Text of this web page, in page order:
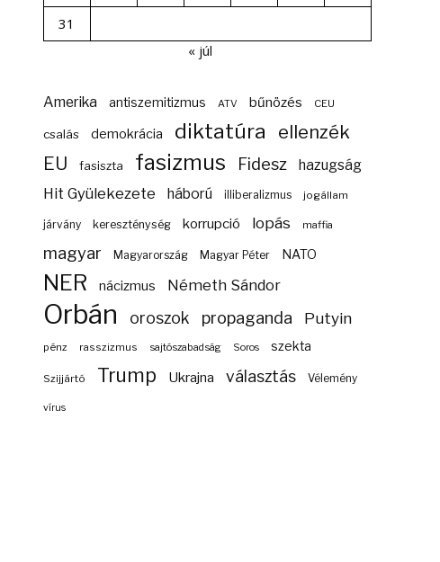
31
« júl
Amerika antiszemitizmus ATV bűnözés CEU
csalás demokrácia diktatúra ellenzék
EU fasiszta fasizmus Fidesz hazugság
Hit Gyülekezete háború illiberalizmus jogállam
járvány kereszténység korrupció lopás maffia
magyar Magyarország Magyar Péter NATO
NER nácizmus Németh Sándor
Orbán oroszok propaganda Putyin
pénz rasszizmus sajtószabadság Soros szekta
Szijjártó Trump Ukrajna választás Vélemény
vírus